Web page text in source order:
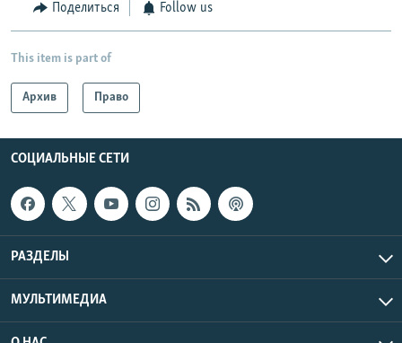
Поделиться Follow us
This item is part of
Архив Право
СОЦИАЛЬНЫЕ СЕТИ
РАЗДЕЛЫ
МУЛЬТИМЕДИА